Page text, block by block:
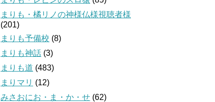
まりも・橘リノの神様仏様視聴者様
(201)
まりも予備校 (8)
まりも神話 (3)
まりも道 (483)
まりマリ (12)
みさおにお・ま・か・せ (62)